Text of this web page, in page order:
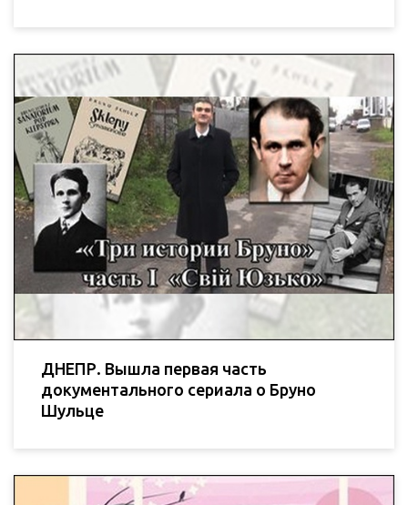
ДНЕПР. Вышла первая часть
документального сериала о Бруно
Шульце